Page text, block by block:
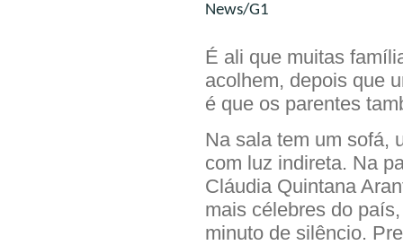
News/G1
É ali que muitas
acolhem, depois que
é que os parentes
Na sala tem um sofá,
com luz indireta. Na
Cláudia Quintana
mais célebres do
minuto de silêncio.